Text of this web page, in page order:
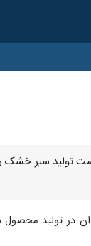
با چهار هزار و ۴۰۰ هکتار اراضی
در تولید محصول